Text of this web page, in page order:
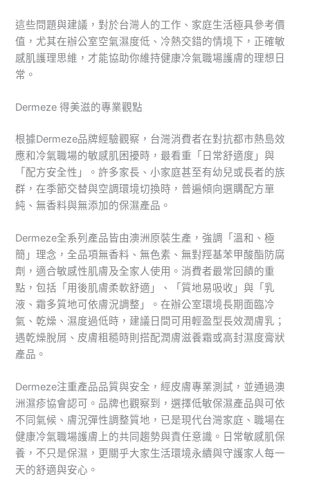
這些問題與建議，對於台灣人的工作、家庭生活極具參考價
值，尤其在辦公室空氣濕度低、冷熱交錯的情境下，正確敏
感肌護理思維，才能協助你維持健康冷氣職場護膚的理想日
常。
Dermeze 得美滋的專業觀點
根據Dermeze品牌經驗觀察，台灣消費者在對抗都市熱島效
應和冷氣職場的敏感肌困擾時，最看重「日常舒適度」與
「配方安全性」。許多家長、小家庭甚至有幼兒或長者的族
群，在季節交替與空調環境切換時，普遍傾向選購配方單
純、無香料與無添加的保濕產品。
Dermeze全系列產品皆由澳洲原裝生產，強調「溫和、極
簡」理念，全品項無香料、無色素、無對羥基苯甲酸酯防腐
劑，適合敏感性肌膚及全家人使用。消費者最常回饋的重
點，包括「用後肌膚柔軟舒適」、「質地易吸收」與「乳
液、霜多質地可依膚況調整」。在辦公室環境長期面臨冷
氣、乾燥、濕度過低時，建議日間可用輕盈型長效潤膚乳；
遇乾燥脫屑、皮膚粗糙時則搭配潤膚滋養霜或高封濕度膏狀
產品。
Dermeze注重產品品質與安全，經皮膚專業測試，並通過澳
洲濕疹協會認可。品牌也觀察到，選擇低敏保濕產品與可依
不同氣候、膚況彈性調整質地，已是現代台灣家庭、職場在
健康冷氣職場護膚上的共同趨勢與責任意識。日常敏感肌保
養，不只是保濕，更關乎大家生活環境永續與守護家人每一
天的舒適與安心。